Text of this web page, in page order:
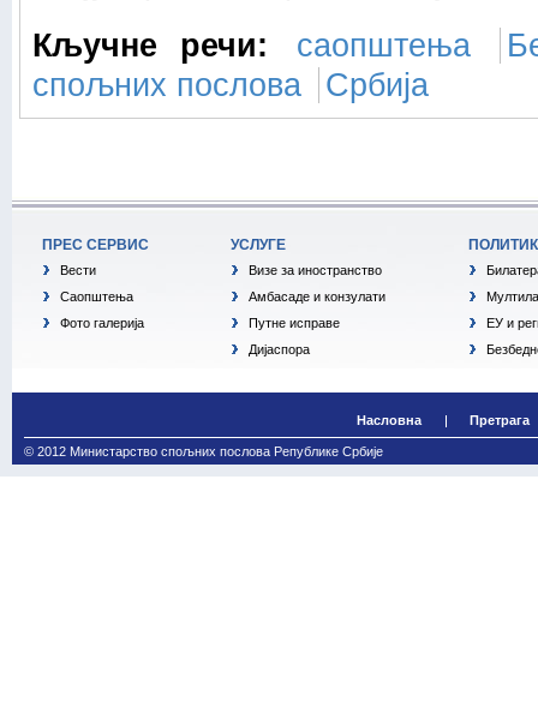
Кључне речи:
саопштења
спољних послова
Србија
ПРЕС СЕРВИС
Вести
Саопштења
Фото галерија
УСЛУГЕ
Визе за иностранство
Амбасаде и конзулати
Путне исправе
Дијаспора
ЕУ и
Насловна Претрага
© 2012 Министарство спољних послова Републике Србије